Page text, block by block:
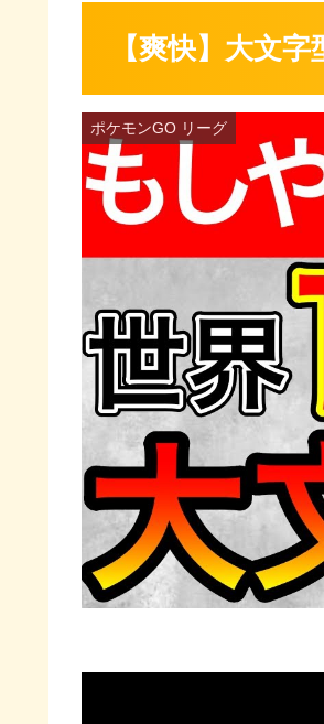
【爽快】大文
ポケモンGO リーグ